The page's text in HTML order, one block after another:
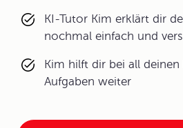
KI-Tutor Kim erklärt dir
nochmal einfach und
Kim hilft dir bei all deinen
Aufgaben weiter